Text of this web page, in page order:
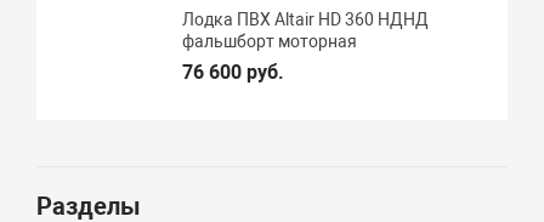
Лодка ПВХ Altair HD 360 НДНД
фальшборт моторная
76 600 руб.
Разделы